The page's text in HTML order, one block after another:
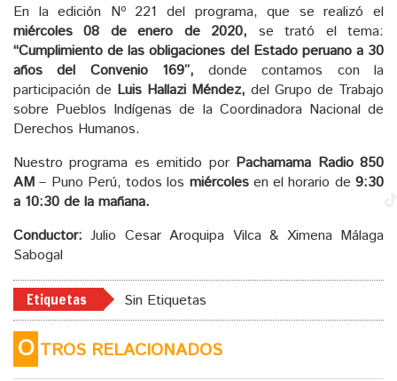
En la edición Nº 221 del programa, que se realizó el
miércoles 08 de enero de 2020, se trató el tema:
“Cumplimiento de las obligaciones del Estado peruano a 30
años del Convenio 169”, donde contamos con la
participación de Luis Hallazi Méndez, del Grupo de Trabajo
sobre Pueblos Indígenas de la Coordinadora Nacional de
Derechos Humanos.
Nuestro programa es emitido por Pachamama Radio 850
AM – Puno Perú, todos los miércolesen el horario de9:30
a 10:30 de la mañana.
Conductor: Julio Cesar Aroquipa Vilca & Ximena Málaga
Sabogal
Etiquetas Sin Etiquetas
O TROS RELACIONADOS